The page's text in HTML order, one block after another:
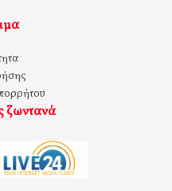
ζωντανά